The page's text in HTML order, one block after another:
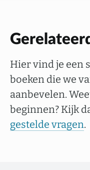
Hier vind je een
boeken die we
aanbevelen.
beginnen? Kijk
gestelde vragen.